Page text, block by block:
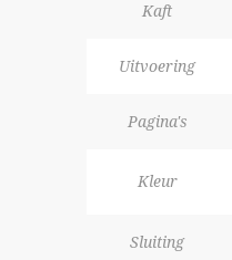
Kaft
Uitvoering
Pagina's
Kleur
Sluiting